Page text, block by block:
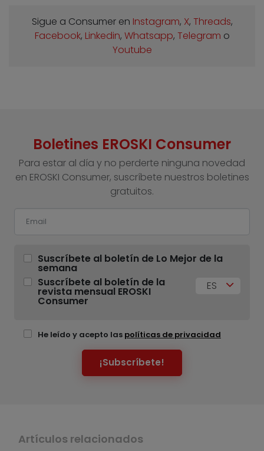
Sigue a Consumer en Instagram, X, Threads,
Facebook, Linkedin, Whatsapp, Telegram o
Youtube
Boletines EROSKI Consumer
Para estar al día y no perderte ninguna novedad
en EROSKI Consumer, suscríbete nuestros boletines
gratuitos.
Suscríbete al boletín de Lo Mejor de la
semana
Suscríbete al boletín de la
revista mensual EROSKI
Consumer
ES
He leído y acepto las políticas de privacidad
¡Subscríbete!
Artículos relacionados